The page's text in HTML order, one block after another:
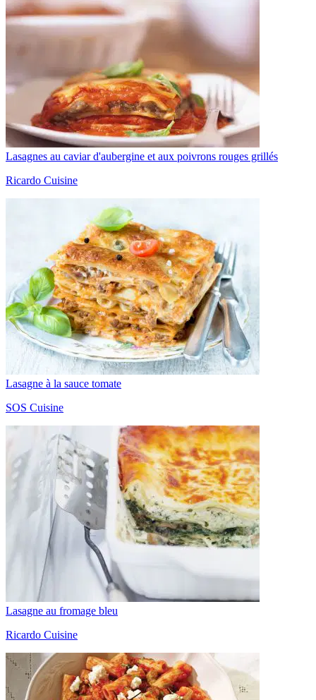
Lasagnes au caviar d'aubergine et aux poivrons rouges grillés
Ricardo Cuisine
Lasagne à la sauce tomate
SOS Cuisine
Lasagne au fromage bleu
Ricardo Cuisine